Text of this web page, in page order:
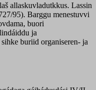
allaskuvladutkkus. Lassin
95). Barggu menestuvvi
buori
ja
buriid organiseren- ja